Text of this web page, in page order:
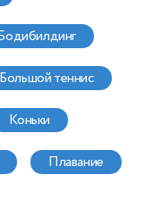
бодибилдинг
большой теннис
коньки
плавание